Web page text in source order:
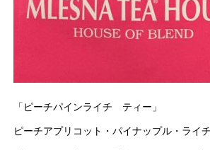
「ピーチパインライチ ティー」
ピーチアプリコット・パイナップル・ライ